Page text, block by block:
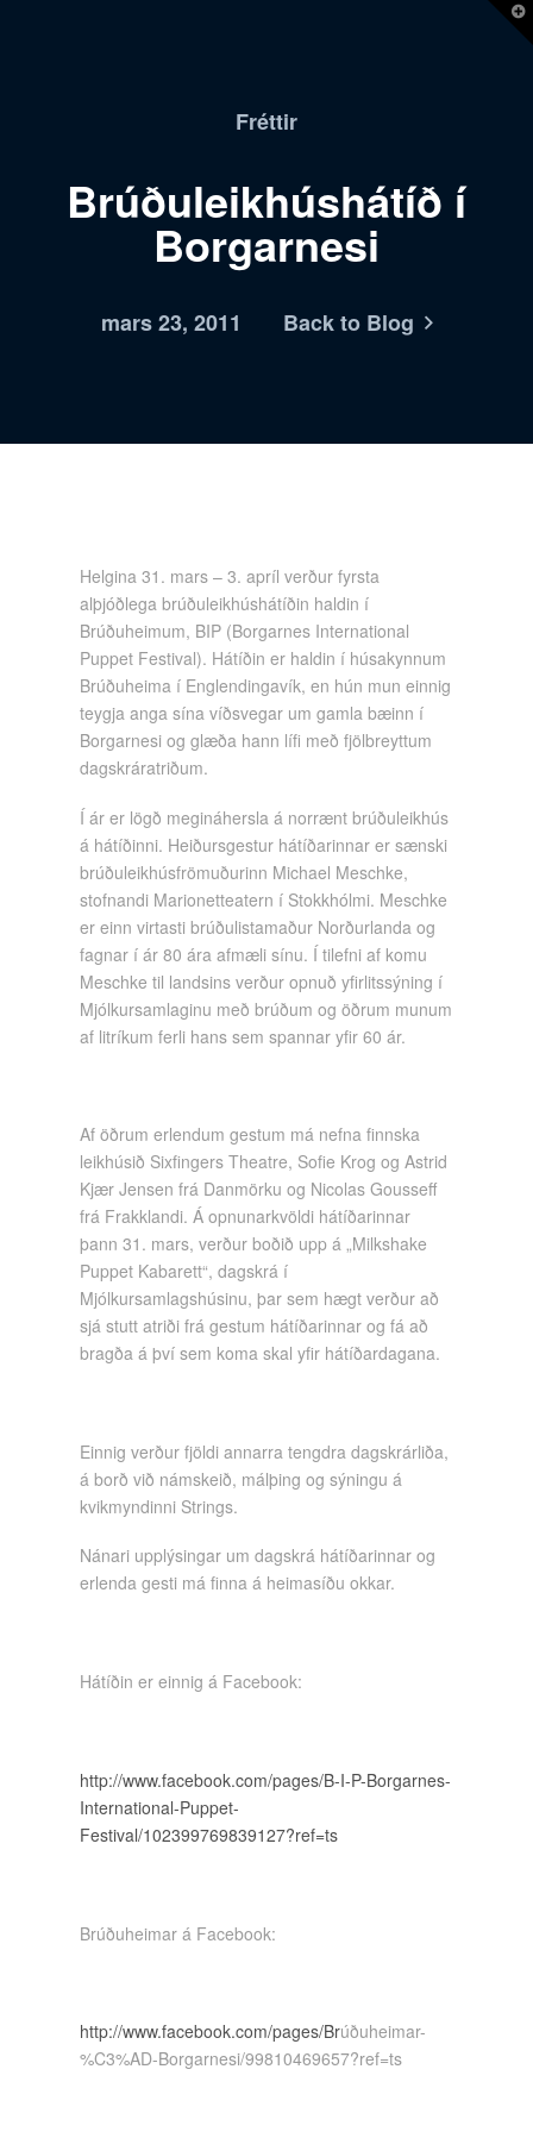
Fréttir
Brúðuleikhúshátíð í
Borgarnesi
mars 23, 2011 Back to Blog
Helgina 31. mars – 3. apríl verður fyrsta
alþjóðlega brúðuleikhúshátíðin haldin í
Brúðuheimum, BIP (Borgarnes International
Puppet Festival). Hátíðin er haldin í húsakynnum
Brúðuheima í Englendingavík, en hún mun einnig
teygja anga sína víðsvegar um gamla bæinn í
Borgarnesi og glæða hann lífi með fjölbreyttum
dagskráratriðum.
Í ár er lögð megináhersla á norrænt brúðuleikhús
á hátíðinni. Heiðursgestur hátíðarinnar er sænski
brúðuleikhúsfrömuðurinn Michael Meschke,
stofnandi Marionetteatern í Stokkhólmi. Meschke
er einn virtasti brúðulistamaður Norðurlanda og
fagnar í ár 80 ára afmæli sínu. Í tilefni af komu
Meschke til landsins verður opnuð yfirlitssýning í
Mjólkursamlaginu með brúðum og öðrum munum
af litríkum ferli hans sem spannar yfir 60 ár.
Af öðrum erlendum gestum má nefna finnska
leikhúsið Sixfingers Theatre, Sofie Krog og Astrid
Kjær Jensen frá Danmörku og Nicolas Gousseff
frá Frakklandi. Á opnunarkvöldi hátíðarinnar
þann 31. mars, verður boðið upp á „Milkshake
Puppet Kabarett“, dagskrá í
Mjólkursamlagshúsinu, þar sem hægt verður að
sjá stutt atriði frá gestum hátíðarinnar og fá að
bragða á því sem koma skal yfir hátíðardagana.
Einnig verður fjöldi annarra tengdra dagskrárliða,
á borð við námskeið, málþing og sýningu á
kvikmyndinni Strings.
Nánari upplýsingar um dagskrá hátíðarinnar og
erlenda gesti má finna á heimasíðu okkar.
Hátíðin er einnig á Facebook:
http://www.facebook.com/pages/B-I-P-Borgarnes-
International-Puppet-
Festival/102399769839127?ref=ts
Brúðuheimar á Facebook:
http://www.facebook.com/pages/Brúðuheimar-
%C3%AD-Borgarnesi/99810469657?ref=ts